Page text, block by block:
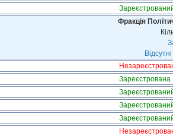
Фракція
Зареєстрована